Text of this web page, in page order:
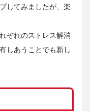
してみましたが、楽
ぞれのストレス解消
しあうことでも新し